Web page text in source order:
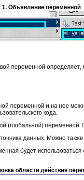
1. Объявление переменной
переменной
переменной и на нее
кода.
(глобальной)
данных. Можно
будет использоваться
области действия